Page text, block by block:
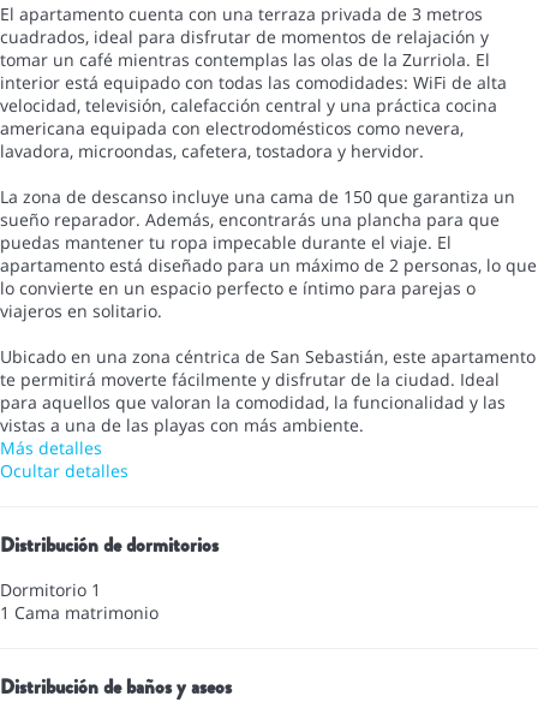
El apartamento cuenta con una terraza privada de 3 metros
cuadrados, ideal para disfrutar de momentos de relajación y
tomar un café mientras contemplas las olas de la Zurriola. El
interior está equipado con todas las comodidades: WiFi de alta
velocidad, televisión, calefacción central y una práctica cocina
americana equipada con electrodomésticos como nevera,
lavadora, microondas, cafetera, tostadora y hervidor.
La zona de descanso incluye una cama de 150 que garantiza un
sueño reparador. Además, encontrarás una plancha para que
puedas mantener tu ropa impecable durante el viaje. El
apartamento está diseñado para un máximo de 2 personas, lo que
lo convierte en un espacio perfecto e íntimo para parejas o
viajeros en solitario.
Ubicado en una zona céntrica de San Sebastián, este apartamento
te permitirá moverte fácilmente y disfrutar de la ciudad. Ideal
para aquellos que valoran la comodidad, la funcionalidad y las
vistas a una de las playas con más ambiente.
Más detalles
Ocultar detalles
Distribución de dormitorios
Dormitorio 1
1 Cama matrimonio
Distribución de baños y aseos